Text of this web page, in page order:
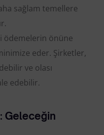
sağlam temellere
ödemelerin önüne
eder. Şirketler,
ve olası
edebilir.
Geleceğin